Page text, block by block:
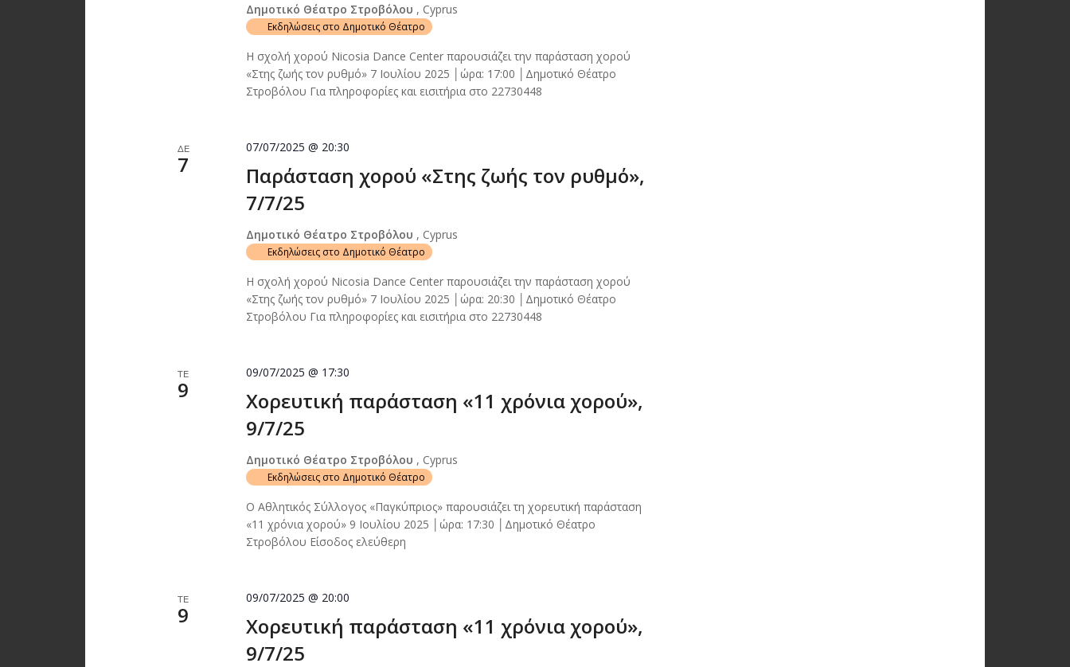
Δημοτικό Θέατρο Στροβόλου , Cyprus
Εκδηλώσεις στο Δημοτικό Θέατρο
Η σχολή χορού Nicosia Dance Center παρουσιάζει την παράσταση χορού
«Στης ζωής τον ρυθμό» 7 Ιουλίου 2025 │ώρα: 17:00 │Δημοτικό Θέατρο
Στροβόλου Για πληροφορίες και εισιτήρια στο 22730448
ΔΕ
7
Παράσταση χορού «Στης ζωής τον ρυθμό»,
7/7/25
07/07/2025 @ 20:30
Δημοτικό Θέατρο Στροβόλου , Cyprus
Εκδηλώσεις στο Δημοτικό Θέατρο
Η σχολή χορού Nicosia Dance Center παρουσιάζει την παράσταση χορού
«Στης ζωής τον ρυθμό» 7 Ιουλίου 2025 │ώρα: 20:30 │Δημοτικό Θέατρο
Στροβόλου Για πληροφορίες και εισιτήρια στο 22730448
ΤΕ
9
Χορευτική παράσταση «11 χρόνια χορού»,
9/7/25
09/07/2025 @ 17:30
Δημοτικό Θέατρο Στροβόλου , Cyprus
Εκδηλώσεις στο Δημοτικό Θέατρο
Ο Αθλητικός Σύλλογος «Παγκύπριος» παρουσιάζει τη χορευτική παράσταση
«11 χρόνια χορού» 9 Ιουλίου 2025 │ώρα: 17:30 │Δημοτικό Θέατρο
Στροβόλου Είσοδος ελεύθερη
ΤΕ
9
Χορευτική παράσταση «11 χρόνια χορού»,
9/7/25
09/07/2025 @ 20:00